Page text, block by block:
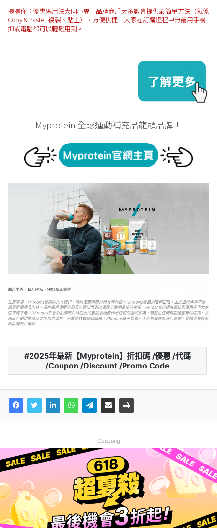
提提你：優惠碼用法大同小異，品牌商戶大多數會提供最簡單方法（就係
Copy & Paste | 複製、貼上），方便快捷！大家在訂購過程中無論用手機
抑或電腦都可以輕鬆用到。
Myprotein 全球運動補充品龍頭品牌！
2025年最新【Myprotein】折扣碼 /優惠 /代碼
/Coupon /Discount /Promo Code
Coupang